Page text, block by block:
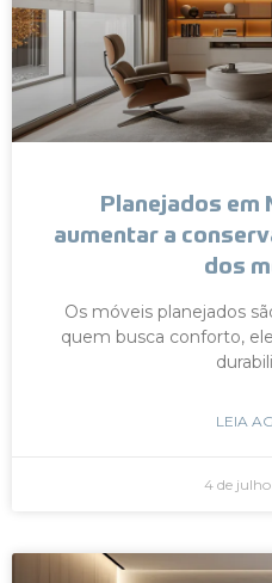
Planejados em
aumentar a
dos
Os móveis planejados
quem busca conforto,
LEIA
4 de